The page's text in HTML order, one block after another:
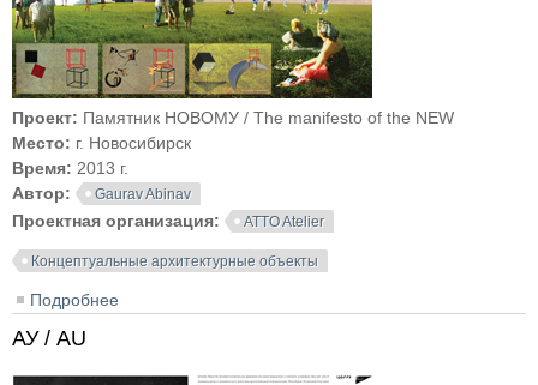
Проект: Памятник НОВОМУ / The manifesto of the NEW
Место: г. Новосибирск
Время: 2013 г.
Автор:
Gaurav Abinav
Проектная организация: ATTO Atelier
Концептуальные архитектурные объекты
Подробнее
АУ / AU